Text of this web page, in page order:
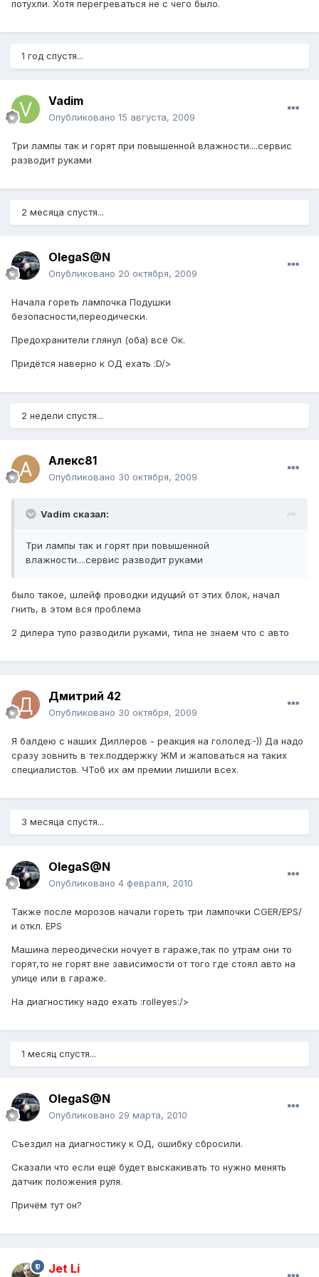
потухли. Хотя перегреваться не с чего было.
1 год спустя...
Vadim
Опубликовано 15 августа, 2009
Три лампы так и горят при повышенной влажности....сервис
разводит руками
2 месяца спустя...
OlegaS@N
Опубликовано 20 октября, 2009
Начала гореть лампочка Подушки
безопасности,переодически.
Предохранители глянул (оба) всё Ок.
Придётся наверно к ОД ехать :D/>
2 недели спустя...
Алекс81
Опубликовано 30 октября, 2009
Vadim сказал:
Три лампы так и горят при повышенной
влажности....сервис разводит руками
было такое, шлейф проводки идущий от этих блок, начал
гнить, в этом вся проблема
2 дилера тупо разводили руками, типа не знаем что с авто
Дмитрий 42
Опубликовано 30 октября, 2009
Я балдею с наших Диллеров - реакция на гололед:-)) Да надо
сразу зовнить в тех.поддержку ЖМ и жаловаться на таких
специалистов. ЧТоб их ам премии лишили всех.
3 месяца спустя...
OlegaS@N
Опубликовано 4 февраля, 2010
Также после морозов начали гореть три лампочки CGER/EPS/
и откл. EPS
Машина переодически ночует в гараже,так по утрам они то
горят,то не горят вне зависимости от того где стоял авто на
улице или в гараже.
На диагностику надо ехать :rolleyes:/>
1 месяц спустя...
OlegaS@N
Опубликовано 29 марта, 2010
Съездил на диагностику к ОД, ошибку сбросили.
Сказали что если ещё будет выскакивать то нужно менять
датчик положения руля.
Причём тут он?
Jet Li